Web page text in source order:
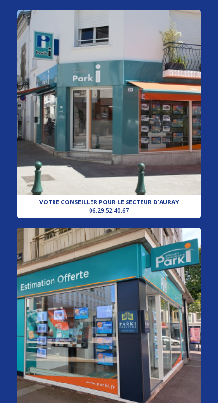
VOTRE CONSEILLER POUR LE SECTEUR D’AURAY
06.29.52.40.67